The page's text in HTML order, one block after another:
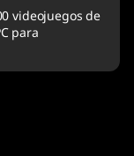
videojuegos de
para